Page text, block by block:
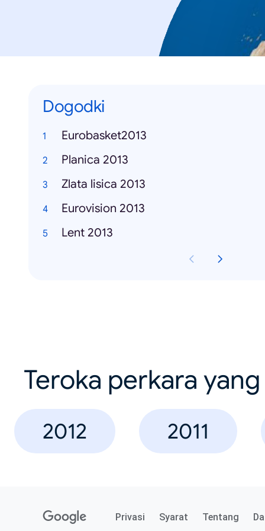
Dogodki
Eurobasket2013
Planica 2013
Zlata lisica 2013
Eurovision 2013
Lent 2013
Teroka perkara
2012 2011
Privasi Syarat Tentang